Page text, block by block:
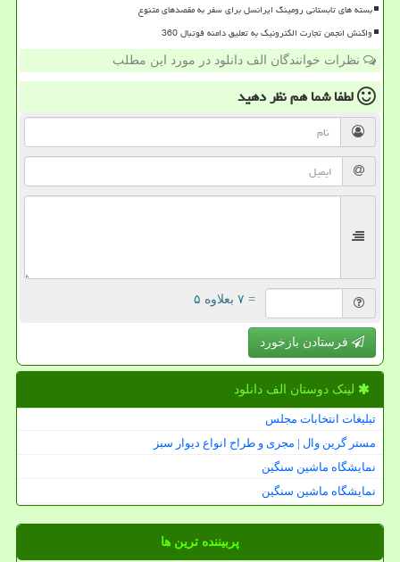
بسته های تابستانی رومینگ ایرانسل برای سفر به مقصدهای متنوع
واکنش انجمن تجارت الکترونیک به تعلیق دامنه فوتبال 360
نظرات خوانندگان الف دانلود در مورد این مطلب
لطفا شما همنظر دهید
= ۷ بعلاوه ۵
فرستادن بازخورد
لینک دوستان الف دانلود
تبلیغات انتخابات مجلس
مستر گرین وال | مجری و طراح انواع دیوار سبز
نمایشگاه ماشین سنگین
نمایشگاه ماشین سنگین
پربیننده ترین ها